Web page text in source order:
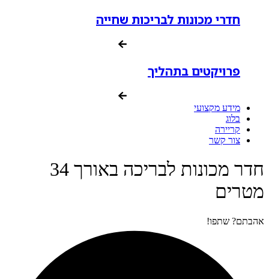
חדרי מכונות לבריכות שחייה
פרויקטים בתהליך
מידע מקצועי
בלוג
קריירה
צור קשר
חדר מכונות לבריכה באורך 34
מטרים
אהבתם? שתפו!